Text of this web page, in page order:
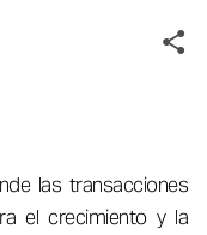
las transacciones
el crecimiento y la